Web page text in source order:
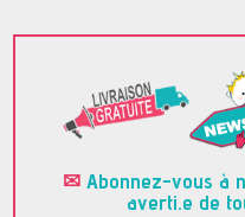
✉ Abonnez-vous à
averti.e de